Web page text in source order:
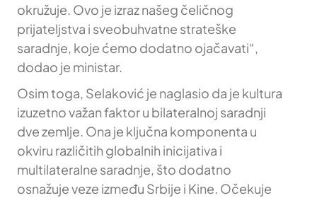
okružuje. Ovo je izraz našeg čeličnog
prijateljstva i sveobuhvatne strateške
saradnje, koje ćemo dodatno ojačavati“,
dodao je ministar.
Osim toga, Selaković je naglasio da je kultura
izuzetno važan faktor u bilateralnoj saradnji
dve zemlje. Ona je ključna komponenta u
okviru različitih globalnih inicijativa i
multilateralne saradnje, što dodatno
osnažuje veze između Srbije i Kine. Očekuje